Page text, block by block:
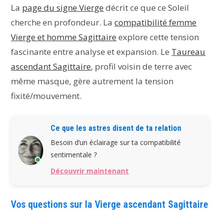
La page du signe Vierge décrit ce que ce Soleil
cherche en profondeur. Lacompatibilité femme
Vierge et homme Sagittaire explore cette tension
fascinante entre analyse et expansion. Le Taureau
ascendant Sagittaire, profil voisin de terre avec
même masque, gère autrement la tension
fixité/mouvement.
Ce que les astres disent de ta relation
Besoin d’un éclairage sur ta compatibilité
sentimentale ?
Découvrir maintenant
Vos questions sur la Vierge ascendant Sagittaire